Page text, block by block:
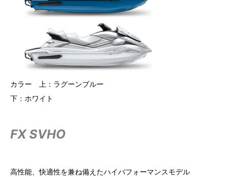
カラー 上：ラグーンブルー
下：ホワイト
FX SVHO
高性能、快適性を兼ね備えたハイパフォーマンスモデル